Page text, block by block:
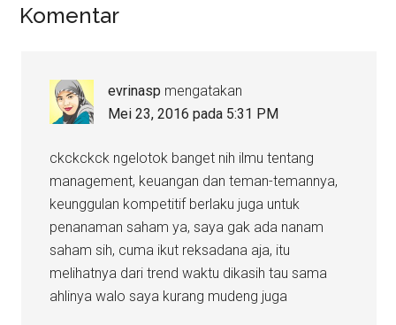
Komentar
evrinasp mengatakan
Mei 23, 2016 pada 5:31 PM
ckckckck ngelotok banget nih ilmu tentang
management, keuangan dan teman-temannya,
keunggulan kompetitif berlaku juga untuk
penanaman saham ya, saya gak ada nanam
saham sih, cuma ikut reksadana aja, itu
melihatnya dari trend waktu dikasih tau sama
ahlinya walo saya kurang mudeng juga